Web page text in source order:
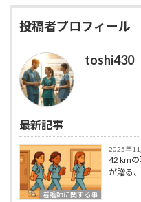
投稿者プロフィール
toshi430
最新記事
看護師に関する事
2025年
42 km
が贈る